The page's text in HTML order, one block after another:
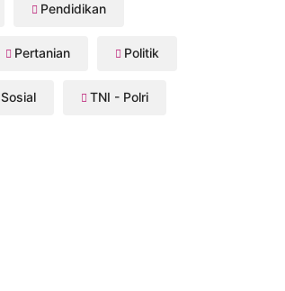
Pendidikan
Pertanian Politik
Sosial TNI - Polri